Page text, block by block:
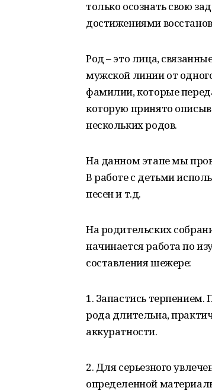
только осознать свою
достижениями
Род – это лица,
мужской линии от
фамилии, которые
которую принято
нескольких родов.
На данном этапе мы
В работе с детьми
песен и т.д.
На родительских
начинается работа по
составления шежере:
1. Запастись терпением.
рода длительна,
аккуратности.
2. Для серьезного
определенной